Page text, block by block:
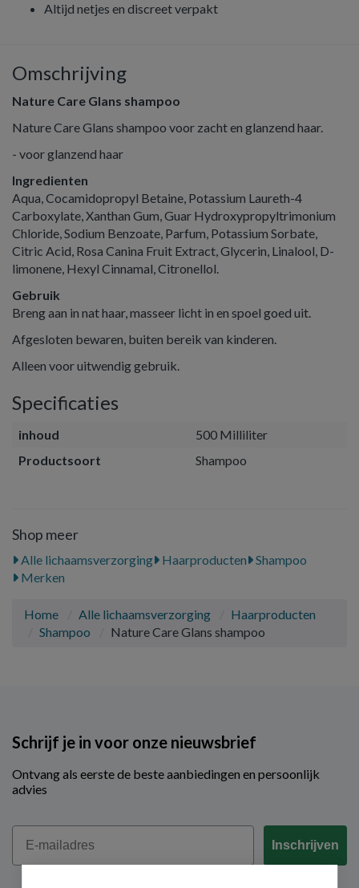
Altijd netjes en discreet verpakt
Omschrijving
Nature Care Glans shampoo
Nature Care Glans shampoo voor zacht en glanzend haar.
- voor glanzend haar
Ingredienten
Aqua, Cocamidopropyl Betaine, Potassium Laureth-4
Carboxylate, Xanthan Gum, Guar Hydroxypropyltrimonium
Chloride, Sodium Benzoate, Parfum, Potassium Sorbate,
Citric Acid, Rosa Canina Fruit Extract, Glycerin, Linalool, D-
limonene, Hexyl Cinnamal, Citronellol.
Gebruik
Breng aan in nat haar, masseer licht in en spoel goed uit.
Afgesloten bewaren, buiten bereik van kinderen.
Alleen voor uitwendig gebruik.
Specificaties
inhoud
500 Milliliter
Productsoort
Shampoo
Shop meer
Alle lichaamsverzorging Haarproducten
Shampoo
Merken
Home Alle lichaamsverzorging
Haarproducten
Shampoo
Nature Care Glans shampoo
Schrijf je in voor onze nieuwsbrief
Ontvang als eerste de beste aanbiedingen en persoonlijk
advies
Email
Inschrijven